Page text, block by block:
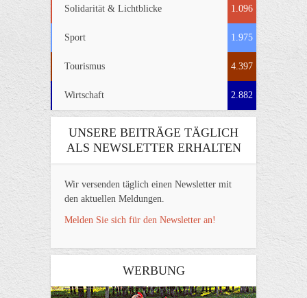
Solidarität & Lichtblicke 1.096
Sport 1.975
Tourismus 4.397
Wirtschaft 2.882
UNSERE BEITRÄGE TÄGLICH
ALS NEWSLETTER ERHALTEN
Wir versenden täglich einen Newsletter mit
den aktuellen Meldungen.
Melden Sie sich für den Newsletter an!
WERBUNG